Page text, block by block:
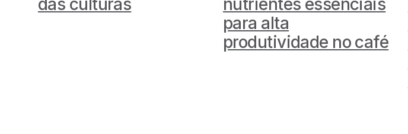
das culturas
nutrientes essenciais
para alta
produtividade no café